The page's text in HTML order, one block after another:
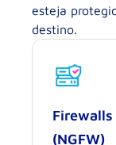
esteja
destino.
Firewalls
(NGFW)